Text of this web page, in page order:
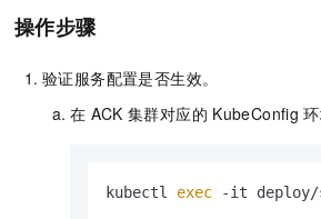
操作步骤
验证服务配置是否生效。
在 ACK 集群对应的 KubeConfig
kubectl exec -it deploy/
大模型服务
AI 产品 免费试用
1亿+ 大模型 tokens 和 30+ 款产品免费体验
140+云产品 免费试用
产品新客免费试用，最长12个月
Tableau 订阅
AI空中课堂在线直播课堂（旗舰版）
行业生态解决方案
财税
云开发大赛